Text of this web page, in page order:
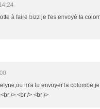
à faire bizz je t'es envoyé la
m'a tu envoyer la
/> <br /> <br />